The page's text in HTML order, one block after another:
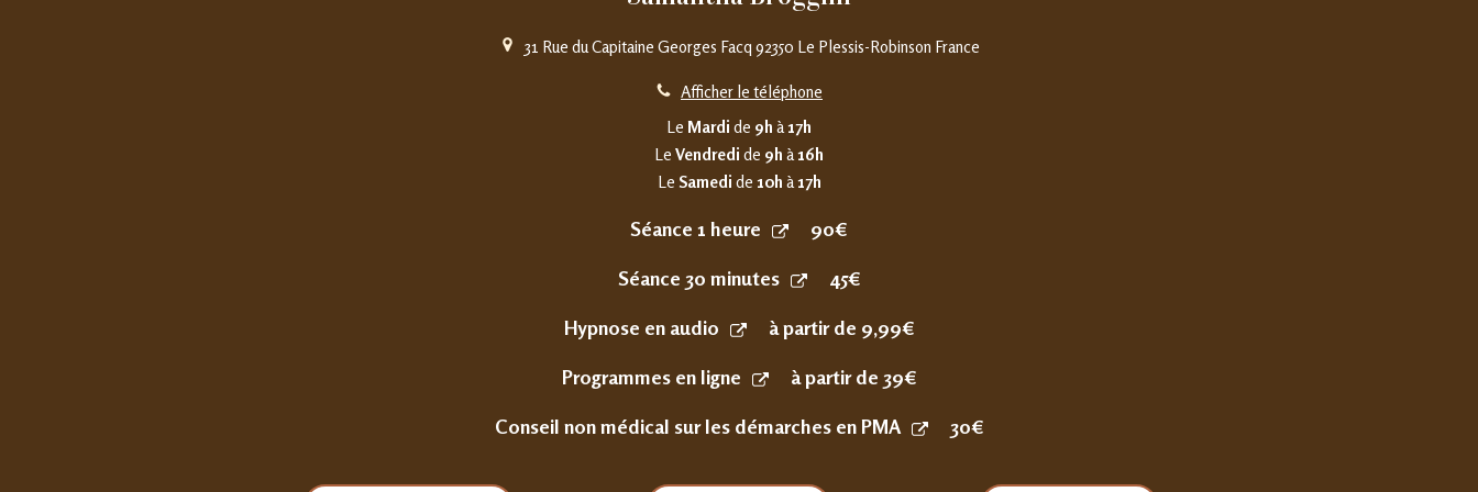
31 Rue du Capitaine Georges Facq 92350 Le Plessis-Robinson France
Afficher le téléphone
Le Mardi de 9h à17h
Le Vendredi de 9h à16h
Le Samedi de 10h à17h
Séance 1 heure 90€
Séance 30 minutes 45€
Hypnose en audio à partir de 9,99€
Programmes en ligne à partir de 39€
Conseil non médical sur les démarches en PMA 30€